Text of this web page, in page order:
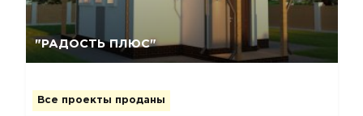
"РАДОСТЬ ПЛЮС"
Все проекты проданы